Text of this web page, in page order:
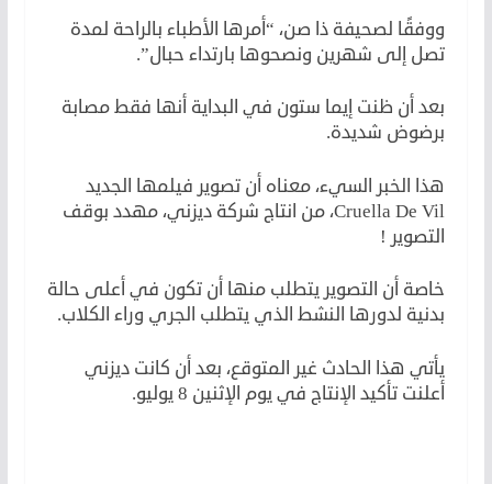
ووفقًا لصحيفة ذا صن، “أمرها الأطباء بالراحة لمدة
تصل إلى شهرين ونصحوها بارتداء حبال”.
بعد أن ظنت إيما ستون في البداية أنها فقط مصابة
برضوض شديدة.
هذا الخبر السيء، معناه أن تصوير فيلمها الجديد
Cruella De Vil، من انتاج شركة ديزني، مهدد بوقف
التصوير !
خاصة أن التصوير يتطلب منها أن تكون في أعلى حالة
بدنية لدورها النشط الذي يتطلب الجري وراء الكلاب.
يأتي هذا الحادث غير المتوقع، بعد أن كانت ديزني
أعلنت تأكيد الإنتاج في يوم الإثنين 8 يوليو.